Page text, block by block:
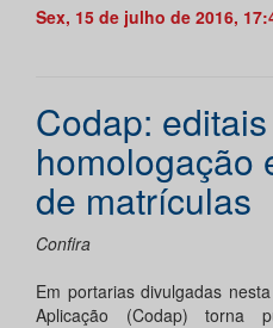
Sex, 15 de julho de 2016,
Codap:
homologação
de matrículas
Confira
Em portarias divulgadas
Aplicação (Codap) torna